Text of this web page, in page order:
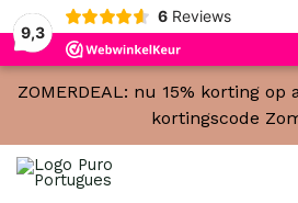
9,3
6 Reviews
ZOMERDEAL: nu 15% korting
kortingscode